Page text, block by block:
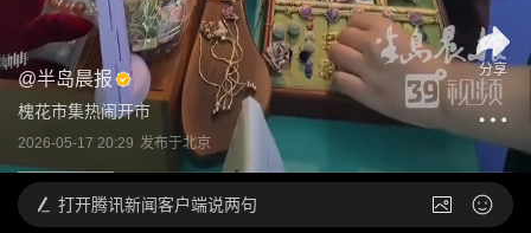
@半岛晨报
槐花市集热闹开市
2026-05-17 20:29 发布于北京
分享
打开腾讯新闻客户端说两句